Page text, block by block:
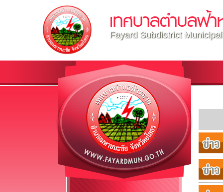
เทศบาลตำบลฟ้
Fayard Subdistrict